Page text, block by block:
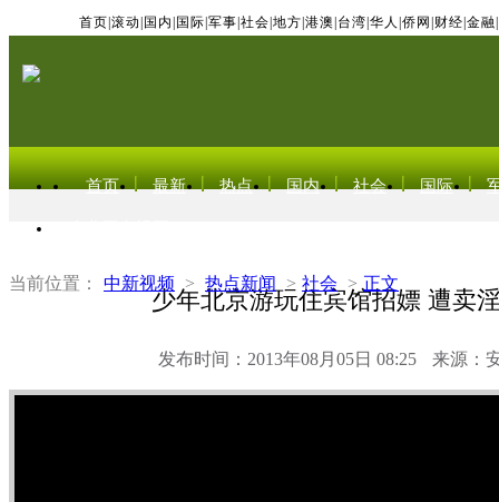
首页 滚动 国内 国际 军事 社会 地方 港澳 台湾 华人 侨网 财经 金融
首页 最新 热点 国内 社会 国际
当前位置： 中新视频 > 热点新闻 > 社会 > 正文
少年北京游玩住宾馆招嫖 遭卖
发布时间：2013年08月05日 08:25 来源：